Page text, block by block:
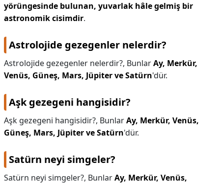
yörüngesinde bulunan, yuvarlak hâle gelmiş bir
astronomik cisimdir.
Astrolojide gezegenler nelerdir?
Astrolojide gezegenler nelerdir?, BunlarAy, Merkür,
Venüs, Güneş, Mars, Jüpiter ve Satürn'dür.
Aşk gezegeni hangisidir?
Aşk gezegeni hangisidir?, BunlarAy, Merkür, Venüs,
Güneş, Mars, Jüpiter ve Satürn'dür.
Satürn neyi simgeler?
Satürn neyi simgeler?, BunlarAy, Merkür, Venüs,